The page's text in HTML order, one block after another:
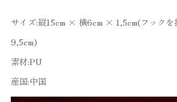
サイズ:縦15cm × 横6cm × 1,5cm(フックを
9,5cm)
素材:PU
産国:中国